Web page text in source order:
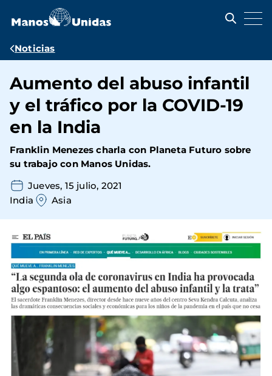
contenido
Ruta
navegación
Noticias
Aumento del abuso infantil
y el tráfico por la COVID-19
en la India
Franklin Menezes charla con Planeta Futuro sobre
su trabajo con Manos Unidas.
Jueves, 15 julio, 2021
India
Asia